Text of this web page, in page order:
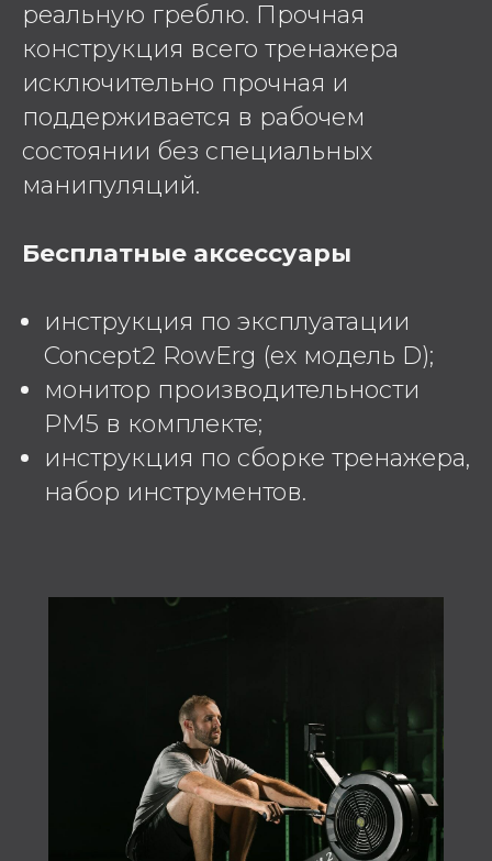
реальную греблю. Прочная
конструкция всего тренажера
исключительно прочная и
поддерживается в рабочем
состоянии без специальных
манипуляций.
Бесплатные аксессуары
инструкция по эксплуатации
Concept2 RowErg (ex модель D);
монитор производительности
PM5 в комплекте;
инструкция по сборке тренажера,
набор инструментов.